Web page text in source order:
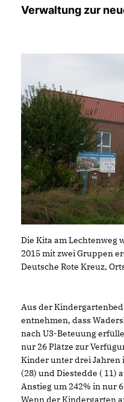
Verwaltung zur
Die Kita am Lechtenweg
2015 mit zwei Gruppen
Deutsche Rote Kreuz,
Aus der
entnehmen, dass
nach U3-Beteuung
nur 26 Plätze zur
Kinder unter drei Jahren
(28) und Diestedde ( 11)
Anstieg um 242% in nur
Wenn der Kindergarten